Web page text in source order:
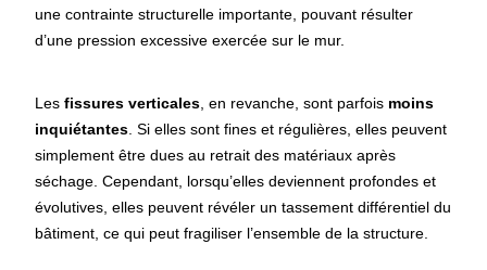
une contrainte structurelle importante, pouvant résulter
d’une pression excessive exercée sur le mur.
Lesfissures verticales, en revanche, sont parfois moins
inquiétantes. Si elles sont fines et régulières, elles peuvent
simplement être dues au retrait des matériaux après
séchage. Cependant, lorsqu’elles deviennent profondes et
évolutives, elles peuvent révéler un tassement différentiel du
bâtiment, ce qui peut fragiliser l’ensemble de la structure.